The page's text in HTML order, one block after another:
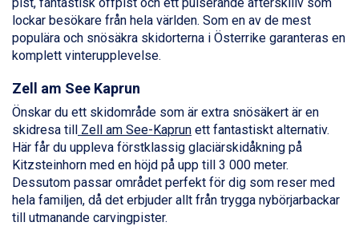
Ponte di Legno från 7.395 kr.
Sauze dOulx från 6.145 kr.
Alleghe från 8.545 kr.
Arabba från 11.045 kr.
La Thuile från 7.045 kr.
Cervinia från 8.245 kr.
Passo Tonale från 5.895 kr.
Sölden från 12.995 kr.
Saalbach från 9.445 kr.
Bad Hofgastein från 8.595 kr.
Champoluc från 5.945 kr.
Sestriere från 6.945 kr.
lockar besökare från hela världen. Som en av de mest
populära och snösäkra skidorterna i Österrike garanteras en
komplett vinterupplevelse.
Zell am See Kaprun
Önskar du ett skidområde som är extra snösäkert är en
skidresa till Zell am See-Kaprun ett fantastiskt alternativ.
Här får du uppleva förstklassig glaciärskidåkning på
Kitzsteinhorn med en höjd på upp till 3 000 meter.
Dessutom passar området perfekt för dig som reser med
hela familjen, då det erbjuder allt från trygga nybörjarbackar
till utmanande carvingpister.